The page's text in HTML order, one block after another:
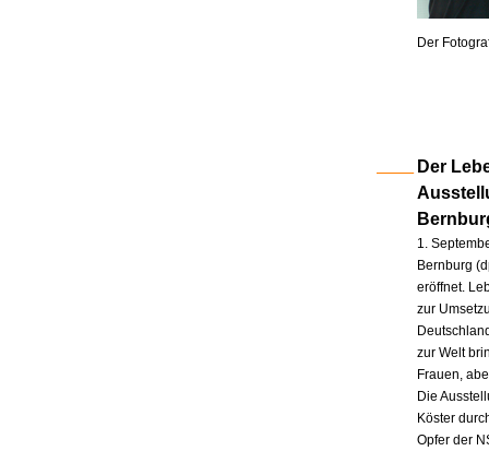
Der
Der
1.
Bernburg
eröffnet.
zur
zur Welt
Frauen,
Die
Köster
Opfer der